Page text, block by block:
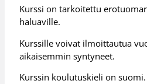
Kurssi on tarkoitettu
haluaville.
Kurssille voivat ilmoittautua
aikaisemmin syntyneet.
Kurssin koulutuskieli on suomi.